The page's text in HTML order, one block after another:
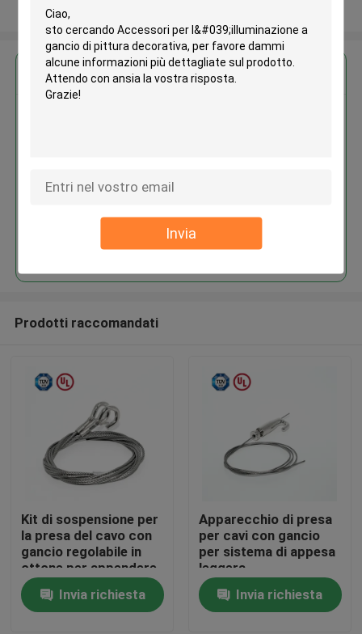
Invia
Casa
Prodotti
Ottieni il miglior prezzo per
Prodotti raccomandati
Kit di sospensione per
la presa del cavo con
gancio regolabile in
ottone per appendere
la vernice
Invia richiesta
Apparecchio di presa
per cavi con gancio
per sistema di appesa
leggera
Invia richiesta